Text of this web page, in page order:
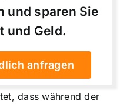
und sparen Sie
und Geld.
anfragen
dass während der